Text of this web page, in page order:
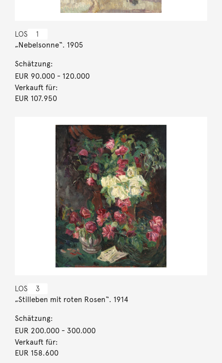
LOS 1
„Nebelsonne“. 1905
Schätzung:
EUR 90.000- 120.000
Verkauft für:
EUR 107.950
LOS 3
„Stilleben mit roten Rosen“. 1914
Schätzung:
EUR 200.000- 300.000
Verkauft für:
EUR 158.600